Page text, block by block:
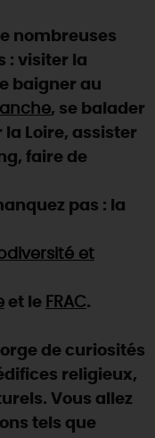
la Faïencerie de
Baludik🕵️
🎉
en 2026
le Loiret !
au fil de l'eau"
nombreuses
: visiter la
baigner au
, se balader
la Loire, assister
faire de
pas : la
et
et le FRAC.
de curiosités
religieux,
Vous allez
tels que